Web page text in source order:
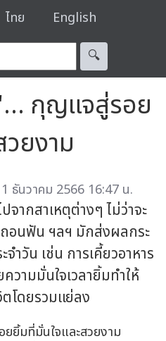
ไทย English
🔍︎
กุญแจสู่รอย
ยงาม
ธันวาคม 2566 16:47 น.
ปจากสาเหตุต่างๆ ไม่ว่าจะ
อนฟัน ฯลฯ มักส่งผลกระ
ำวัน เช่น การเคี้ยวอาหาร
ามมั่นใจเวลายิ้มทำให้
โดยรวมแย่ลง